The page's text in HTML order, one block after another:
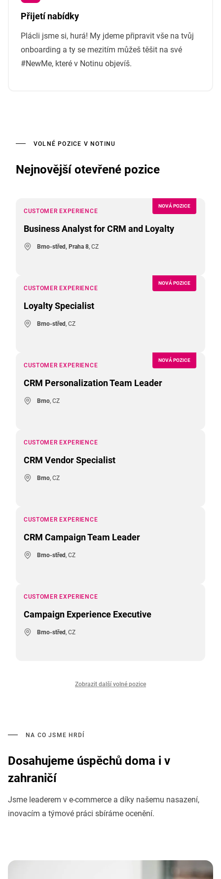
Přijetí nabídky
Plácli jsme si, hurá! My jdeme připravit vše na tvůj
onboarding a ty se mezitím můžeš těšit na své
#NewMe, které v Notinu objevíš.
VOLNÉ POZICE V NOTINU
Nejnovější otevřené pozice
NOVÁ POZICE
CUSTOMER EXPERIENCE
Business Analyst for CRM and Loyalty
Brno-střed, Praha 8, CZ
NOVÁ POZICE
CUSTOMER EXPERIENCE
Loyalty Specialist
Brno-střed, CZ
NOVÁ POZICE
CUSTOMER EXPERIENCE
CRM Personalization Team Leader
Brno, CZ
CUSTOMER EXPERIENCE
CRM Vendor Specialist
Brno, CZ
CUSTOMER EXPERIENCE
CRM Campaign Team Leader
Brno-střed, CZ
CUSTOMER EXPERIENCE
Campaign Experience Executive
Brno-střed, CZ
Zobrazit další volné pozice
NA CO JSME HRDÍ
Dosahujeme úspěchů doma i v
zahraničí
Jsme leaderem v e-commerce a díky našemu nasazení,
inovacím a týmové práci sbíráme ocenění.